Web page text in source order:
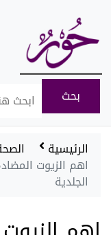
الرئيسية
اهم الزيوت
الجلدية